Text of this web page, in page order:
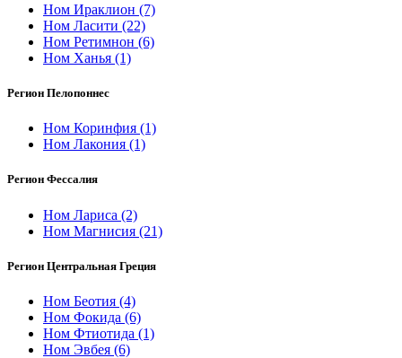
Ном Ираклион (7)
Ном Ласити (22)
Ном Ретимнон (6)
Ном Ханья (1)
Регион Пелопоннес
Ном Коринфия (1)
Ном Лакония (1)
Регион Фессалия
Ном Лариса (2)
Ном Магнисия (21)
Регион Центральная Греция
Ном Беотия (4)
Ном Фокида (6)
Ном Фтиотида (1)
Ном Эвбея (6)